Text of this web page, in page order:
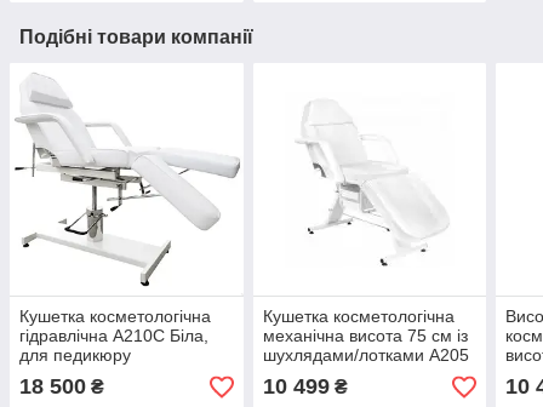
Подібні товари компанії
Кушетка косметологічна
гідравлічна A210C Біла,
для педикюру
18 500 ₴
Кушетка косметологічна
механічна висота 75 см із
шухлядами/лотками A205
біла
10 499₴ 10